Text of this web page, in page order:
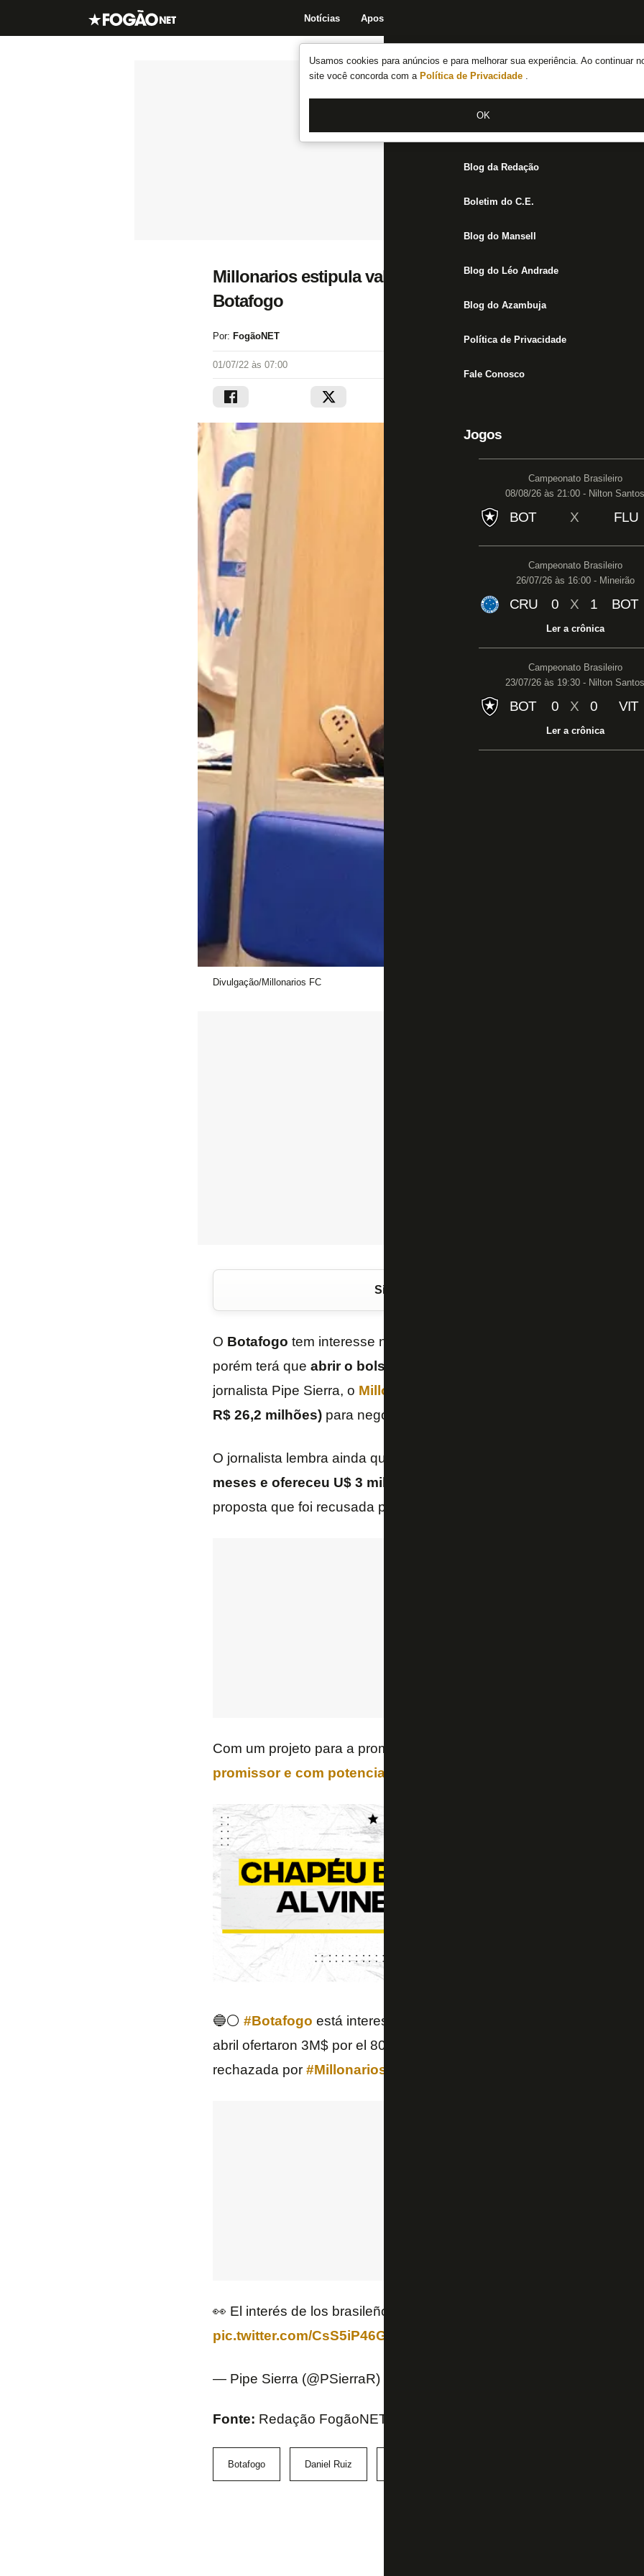
Usamos cookies para anúncios e para melhorar sua experiência. Ao continuar
site você concorda com a Política de Privacidade .
OK
Notícias Apostas
Notícias do Botafogo
Fórum
Jogos
Blog da Redação
Boletim do C.E.
Blog do Mansell
Blog do Léo Andrade
Blog do Azambuja
Política de Privacidade
Fale Conosco
Jogos
Campeonato Brasileiro
08/08/26 às 21:00 - Nilton Santos
BOT X FLU
Campeonato Brasileiro
26/07/26 às 16:00 - Mineirão
CRU 0 X 1 BOT
Ler a crônica
Campeonato Brasileiro
23/07/26 às 19:30 - Nilton Santos
BOT 0 X 0 VIT
Ler a crônica
Millonarios estipula valor para negociar meia Daniel
Botafogo
Por: FogãoNET
01/07/22 às 07:00
Divulgação/Millonarios FC
Siga o FogãoNET
O Botafogo tem interesse no meia
porém terá que abrir o bolso
jornalista Pipe Sierra, o Millonarios (COL)
R$ 26,2 milhões)para negociar o atleta de
O jornalista lembra ainda que o
meses e ofereceu U$ 3 milhões por 80% dos direitos
proposta que foi recusada pelo Millonarios.
Com um projeto para a promessa,
promissor e com potencial de revenda
🔵⚪️ #Botafogo está interesado en Daniel Ruíz (20) desde hace 6
abril ofertaron 3M$ por el 80% de sus derechos económicos, pero la
rechazada por #Millonarios
👀 El interés de los brasileños continúa, pero lo que pide el
pic.twitter.com/CsS5iP46GW
— Pipe Sierra (@PSierraR)
Fonte: Redação FogãoNET e Twitter do Pipe Sierra
Botafogo Daniel Ruiz